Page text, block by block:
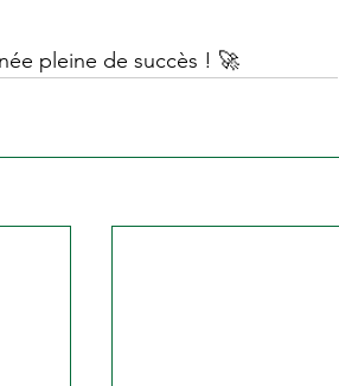
pleine de succès ! 🚀